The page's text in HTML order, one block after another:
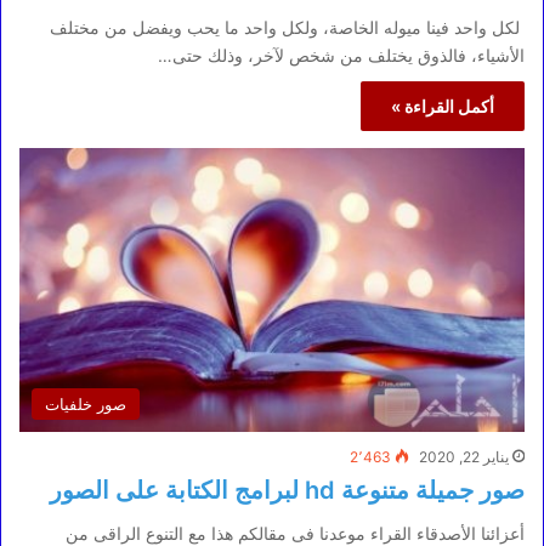
لكل واحد فينا ميوله الخاصة، ولكل واحد ما يحب ويفضل من مختلف
الأشياء، فالذوق يختلف من شخص لآخر، وذلك حتى…
أكمل القراءة »
صور خلفيات
يناير 22, 2020 2٬463
صور جميلة متنوعة hd لبرامج الكتابة على الصور
أعزائنا الأصدقاء القراء موعدنا فى مقالكم هذا مع التنوع الراقى من